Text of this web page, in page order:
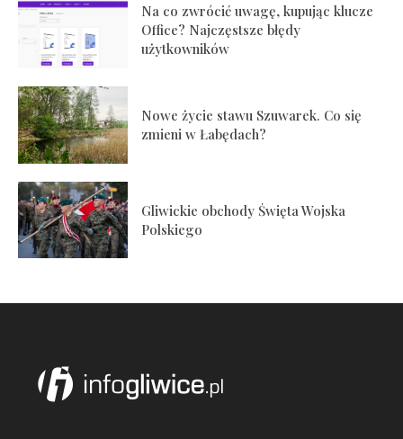
Na co zwrócić uwagę, kupując klucze
Office? Najczęstsze błędy
użytkowników
Nowe życie stawu Szuwarek. Co się
zmieni w Łabędach?
Gliwickie obchody Święta Wojska
Polskiego